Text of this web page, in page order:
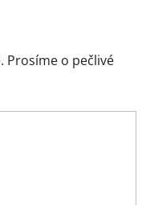
Prosíme o pečlivé